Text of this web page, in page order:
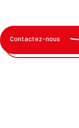
Contactez-nous